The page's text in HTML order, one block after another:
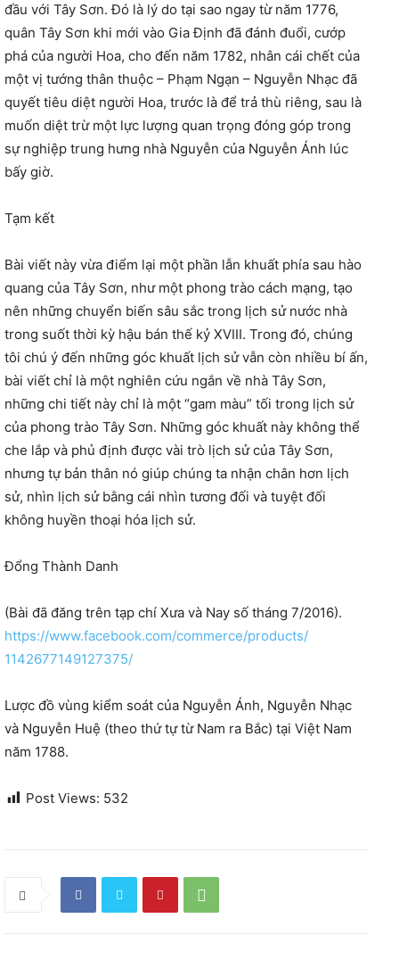
đầu với Tây Sơn. Đó là lý do tại sao ngay từ năm 1776,
quân Tây Sơn khi mới vào Gia Định đã đánh đuổi, cướp
phá của người Hoa, cho đến năm 1782, nhân cái chết của
một vị tướng thân thuộc – Phạm Ngạn – Nguyễn Nhạc đã
quyết tiêu diệt người Hoa, trước là để trả thù riêng, sau là
muốn diệt trừ một lực lượng quan trọng đóng góp trong
sự nghiệp trung hưng nhà Nguyễn của Nguyễn Ánh lúc
bấy giờ.
Tạm kết
Bài viết này vừa điểm lại một phần lẫn khuất phía sau hào
quang của Tây Sơn, như một phong trào cách mạng, tạo
nên những chuyển biến sâu sắc trong lịch sử nước nhà
trong suốt thời kỳ hậu bán thế kỷ XVIII. Trong đó, chúng
tôi chú ý đến những góc khuất lịch sử vẫn còn nhiều bí ấn,
bài viết chỉ là một nghiên cứu ngắn về nhà Tây Sơn,
những chi tiết này chỉ là một “gam màu” tối trong lịch sử
của phong trào Tây Sơn. Những góc khuất này không thể
che lắp và phủ định được vài trò lịch sử của Tây Sơn,
nhưng tự bản thân nó giúp chúng ta nhận chân hơn lịch
sử, nhìn lịch sử bằng cái nhìn tương đối và tuyệt đối
không huyền thoại hóa lịch sử.
Đổng Thành Danh
(Bài đã đăng trên tạp chí Xưa và Nay số tháng 7/2016).
https://www.facebook.com/commerce/products/
1142677149127375/
Lược đồ vùng kiểm soát của Nguyễn Ánh, Nguyễn Nhạc
và Nguyễn Huệ (theo thứ tự từ Nam ra Bắc) tại Việt Nam
năm 1788.
Post Views: 532